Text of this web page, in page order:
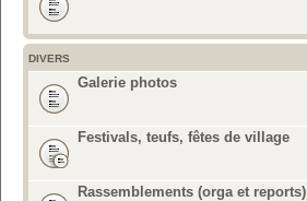
DIVERS
Galerie photos
Festivals, teufs, fêtes de village
Rassemblements (orga et reports)